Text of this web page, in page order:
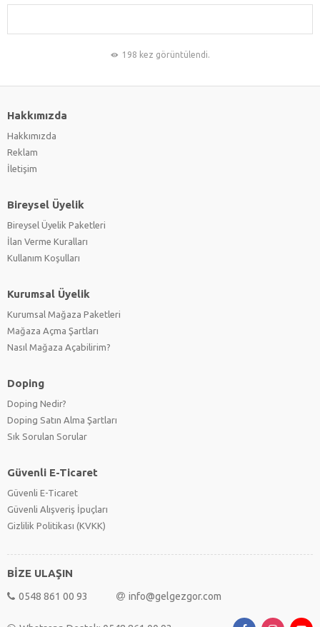
198 kez görüntülendi.
Hakkımızda
Hakkımızda
Reklam
İletişim
Bireysel Üyelik
Bireysel Üyelik Paketleri
İlan Verme Kuralları
Kullanım Koşulları
Kurumsal Üyelik
Kurumsal Mağaza Paketleri
Mağaza Açma Şartları
Nasıl Mağaza Açabilirim?
Doping
Doping Nedir?
Doping Satın Alma Şartları
Sık Sorulan Sorular
Güvenli E-Ticaret
Güvenli E-Ticaret
Güvenli Alışveriş İpuçları
Gizlilik Politikası (KVKK)
BİZE ULAŞIN
0548 861 00 93 info@gelgezgor.com